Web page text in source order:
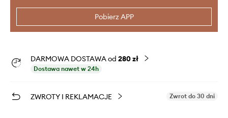
Pobierz APP
DARMOWA DOSTAWA od 280 zł
Dostawa nawet w 24h
ZWROTY I REKLAMACJE Zwrot do 30 dni